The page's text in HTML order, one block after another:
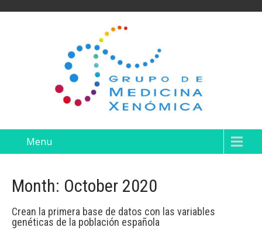
Menu
Month: October 2020
Crean la primera base de datos con las variables
genéticas de la población española